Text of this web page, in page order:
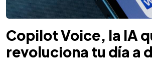
Copilot Voice, la IA
revoluciona tu día a